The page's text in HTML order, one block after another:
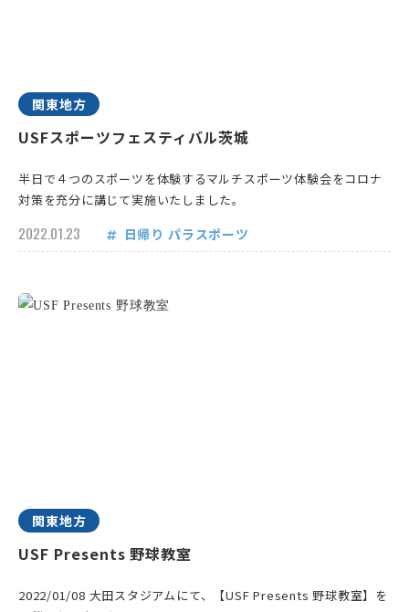
関東地方
USFスポーツフェスティバル茨城
半日で４つのスポーツを体験するマルチスポーツ体験会をコロナ
対策を充分に講じて実施いたしました。
2022.01.23 日帰り パラスポーツ
関東地方
USF Presents 野球教室
2022/01/08 大田スタジアムにて、【USF Presents 野球教室】を